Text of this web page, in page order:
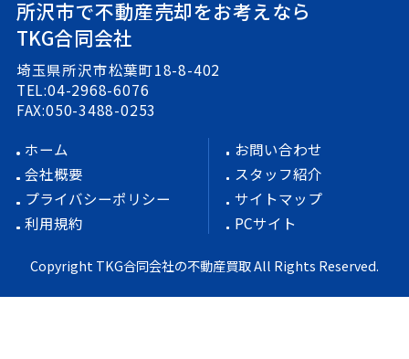
所沢市で不動産売却をお考えなら
TKG合同会社
埼玉県所沢市松葉町18-8-402
TEL:04-2968-6076
FAX:050-3488-0253
ホーム
会社概要
プライバシーポリシー
利用規約
お問い合わせ
スタッフ紹介
サイトマップ
PCサイト
Copyright TKG合同会社の不動産買取 All Rights Reserved.